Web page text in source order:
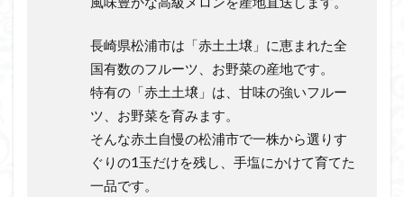
長崎県松浦市は「赤土土壌」に恵まれた全
国有数のフルーツ、お野菜の産地です。
特有の「赤土土壌」は、甘味の強いフルー
ツ、お野菜を育みます。
そんな赤土自慢の松浦市で一株から選りす
ぐりの1玉だけを残し、手塩にかけて育てた
一品です。